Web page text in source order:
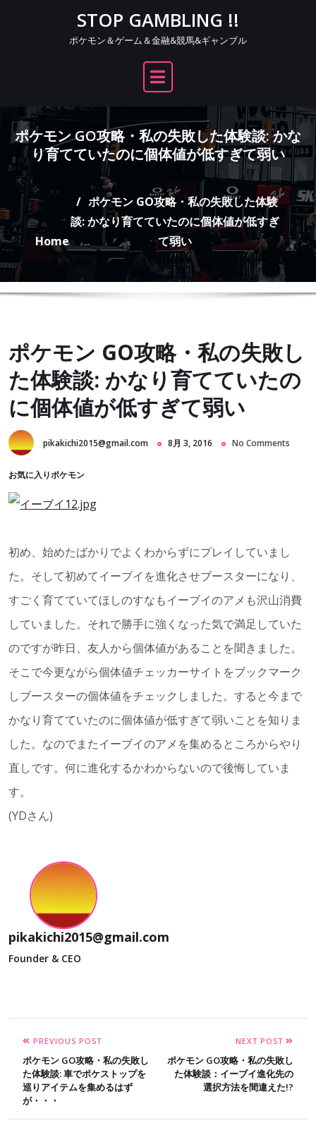
STOP GAMBLING !!
ポケモン＆ゲーム＆金融&競馬&ギャンブル
ポケモン GO攻略・私の失敗した体験談: かな
り育てていたのに個体値が低すぎて弱い
Home
ポケモン GO攻略・私の失敗した体験
談: かなり育てていたのに個体値が低すぎ
て弱い
ポケモン GO攻略・私の失敗し
た体験談: かなり育てていたの
に個体値が低すぎて弱い
pikakichi2015@gmail.com 8月 3, 2016 No Comments
お気に入りポケモン
初め、始めたばかりでよくわからずにプレイしていまし
た。そして初めてイーブイを進化させブースターになり、
すごく育てていてほしのすなもイーブイのアメも沢山消費
していました。それで勝手に強くなった気で満足していた
のですが昨日、友人から個体値があることを聞きました。
そこで今更ながら個体値チェッカーサイトをブックマーク
しブースターの個体値をチェックしました。すると今まで
かなり育てていたのに個体値が低すぎて弱いことを知りま
した。なのでまたイーブイのアメを集めるところからやり
直しです。何に進化するかわからないので後悔していま
す。
(YDさん)
pikakichi2015@gmail.com
Founder & CEO
PREVIOUS POST
ポケモン GO攻略・私の失敗し
た体験談: 車でポケストップを
巡りアイテムを集めるはず
が・・・
NEXT POST
ポケモン GO攻略・私の失敗し
た体験談：イーブイ進化先の
選択方法を間違えた!?